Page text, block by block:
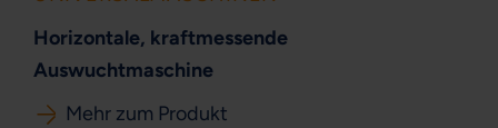
Horizontale, kraftmessende
Auswuchtmaschine
Mehr zum Produkt